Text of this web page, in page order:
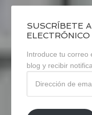
SUSCRÍBETE
ELECTRÓNICO
Introduce tu correo
blog y recibir
email